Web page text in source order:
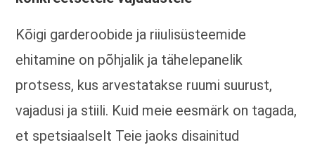
Kõigi garderoobide ja riiulisüsteemide
ehitamine on põhjalik ja tähelepanelik
protsess, kus arvestatakse ruumi suurust,
vajadusi ja stiili. Kuid meie eesmärk on tagada,
et spetsiaalselt Teie jaoks disainitud